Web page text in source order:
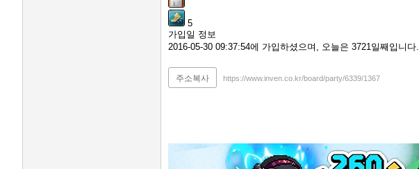
5
가입일 정보
2016-05-30 09:37:54에 가입하셨으며, 오늘은 3721일째입니다.
주소복사 https://www.inven.co.kr/board/party/6339/1367